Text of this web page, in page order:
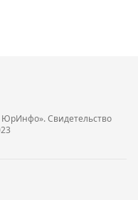
Cвидетельство